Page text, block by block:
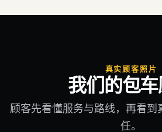
真实顾客照片
我们的包
顾客先看懂服务与路线，再看到
任。